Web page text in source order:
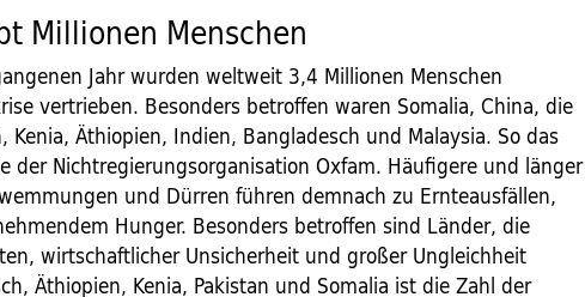
Millionen Menschen
Jahr wurden weltweit 3,4 Millionen Menschen
vertrieben. Besonders betroffen waren Somalia, China, die
Kenia, Äthiopien, Indien, Bangladesch und Malaysia. So das
der Nichtregierungsorganisation Oxfam. Häufigere und länger
und Dürren führen demnach zu Ernteausfällen,
Hunger. Besonders betroffen sind Länder, die
wirtschaftlicher Unsicherheit und großer Ungleichheit
Äthiopien, Kenia, Pakistan und Somalia ist die Zahl der